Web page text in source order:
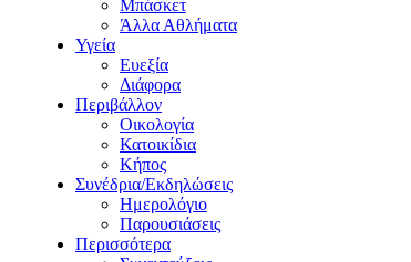
Μπάσκετ
Άλλα Αθλήματα
Υγεία
Ευεξία
Διάφορα
Περιβάλλον
Οικολογία
Κατοικίδια
Κήπος
Συνέδρια/Εκδηλώσεις
Ημερολόγιο
Παρουσιάσεις
Περισσότερα